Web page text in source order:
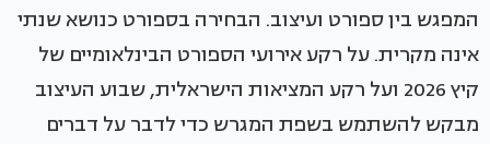
המפגש בין ספורט ועיצוב. הבחירה בספורט כנושא שנתי
אינה מקרית. על רקע אירועי הספורט הבינלאומיים של
קיץ 2026 ועל רקע המציאות הישראלית, שבוע העיצוב
מבקש להשתמש בשפת המגרש כדי לדבר על דברים